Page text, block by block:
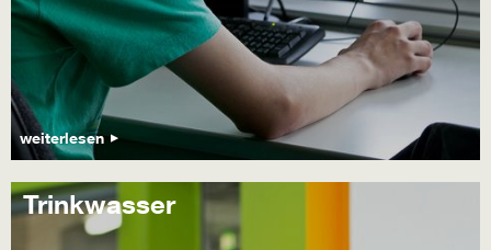
weiterlesen
Trinkwasser